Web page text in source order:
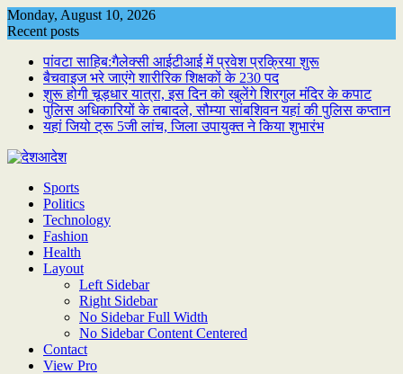
Skip
to
Monday, August 10, 2026
Recent posts
पांवटा साहिब:गैलेक्सी आईटीआई में प्रवेश प्रक्रिया शुरू
बैचवाइज भरे जाएंगे शारीरिक शिक्षकों के 230 पद
शुरू होगी चूड़धार यात्रा, इस दिन को खुलेंगे शिरगुल मंदिर के कपाट
पुलिस अधिकारियों के तबादले, सौम्या सांबशिवन यहां की पुलिस कप्तान
यहां जियो ट्रू 5जी लांच, जिला उपायुक्त ने किया शुभारंभ
Sports
Politics
Technology
Fashion
Health
Layout
Left Sidebar
Right Sidebar
No Sidebar Full Width
No Sidebar Content Centered
Contact
View Pro